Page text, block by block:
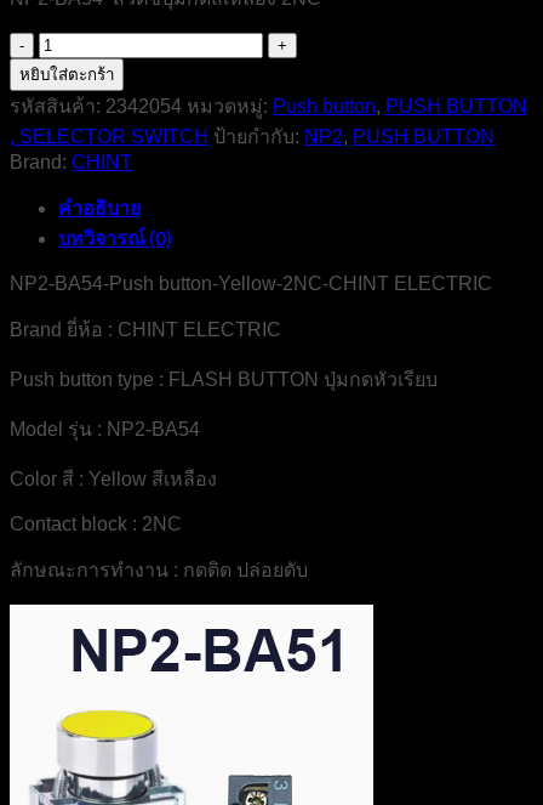
จำนวน
NP2-
BA54-
Push
button-
Yellow-
CHINT
ELECTRIC
ชิ้น
หยิบใส่ตะกร้า
รหัสสินค้า: 2342054 หมวดหมู่: Push button, PUSH BUTTON
, SELECTOR SWITCH ป้ายกำกับ: NP2, PUSH BUTTON
Brand: CHINT
คำอธิบาย
บทวิจารณ์ (0)
NP2-BA54-Push button-Yellow-2NC-CHINT ELECTRIC
Brand ยี่ห้อ : CHINT ELECTRIC
Push button type : FLASH BUTTON ปุ่มกดหัวเรียบ
Model รุ่น : NP2-BA54
Color สี : Yellow สีเหลือง
Contact block : 2NC
ลักษณะการทำงาน : กดติด ปล่อยดับ